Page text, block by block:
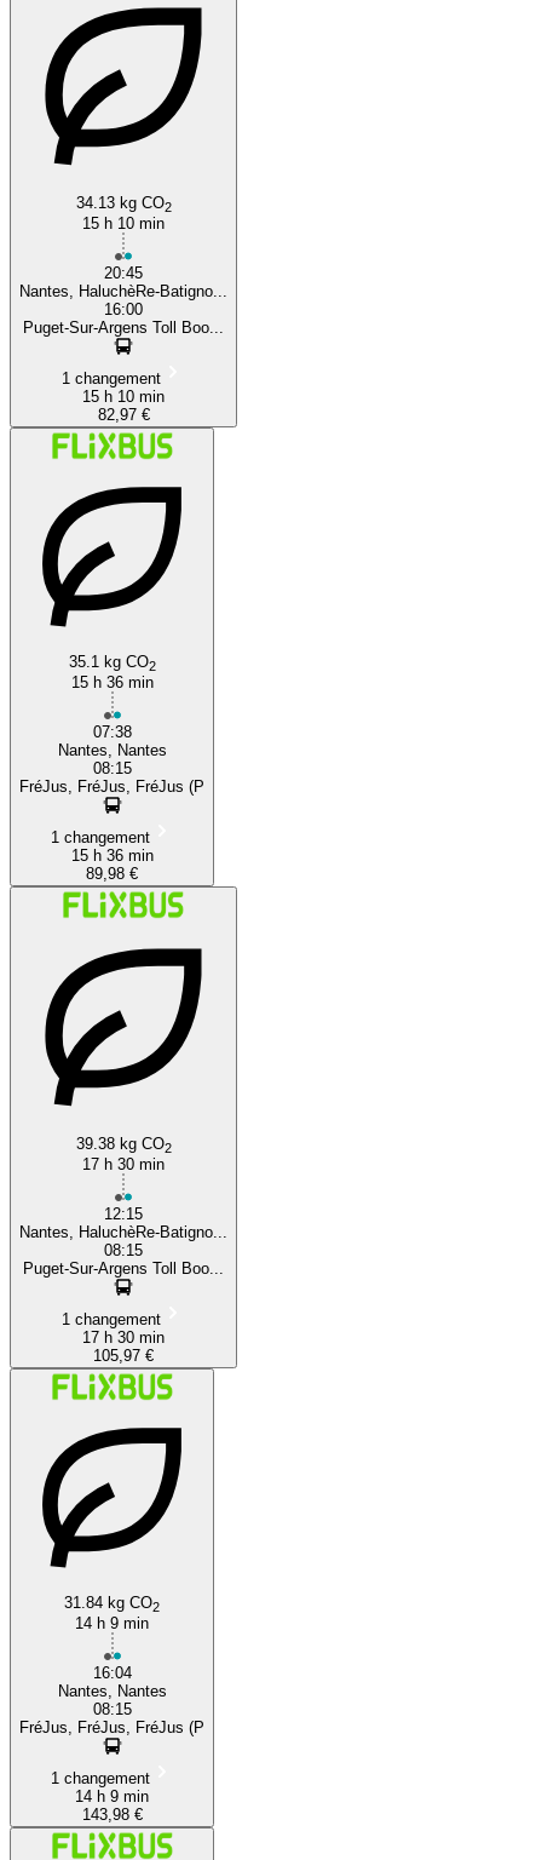
34.13 kg CO2
15 h 10 min
20:45
Nantes, HaluchèRe-Batigno...
16:00
Puget-Sur-Argens Toll Boo...
1 changement
15 h 10 min
82,97 €
35.1 kg CO2
15 h 36 min
07:38
Nantes, Nantes
08:15
FréJus, FréJus, FréJus (P
1 changement
15 h 36 min
89,98 €
39.38 kg CO2
17 h 30 min
12:15
Nantes, HaluchèRe-Batigno...
08:15
Puget-Sur-Argens Toll Boo...
1 changement
17 h 30 min
105,97 €
31.84 kg CO2
14 h 9 min
16:04
Nantes, Nantes
08:15
FréJus, FréJus, FréJus (P
1 changement
14 h 9 min
143,98 €